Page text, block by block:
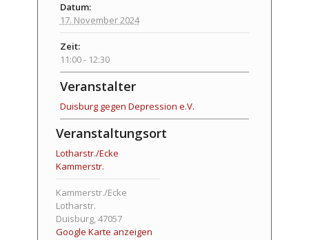
Datum:
17. November 2024
Zeit:
11:00 - 12:30
Veranstalter
Duisburg gegen Depression e.V.
Veranstaltungsort
Lotharstr./Ecke
Kammerstr.
Kammerstr./Ecke
Lotharstr.
Duisburg,47057
Google Karte anzeigen